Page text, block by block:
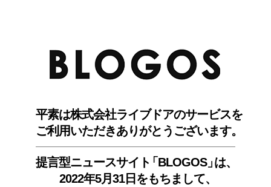
平素は株式会社ライブドアのサービスを
ご利用いただきありがとうございます。
提言型ニュースサイ ト「BLOGOS」は、
2022年5月31日をもちまして、